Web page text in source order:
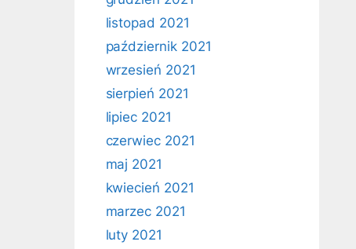
listopad 2021
październik 2021
wrzesień 2021
sierpień 2021
lipiec 2021
czerwiec 2021
maj 2021
kwiecień 2021
marzec 2021
luty 2021